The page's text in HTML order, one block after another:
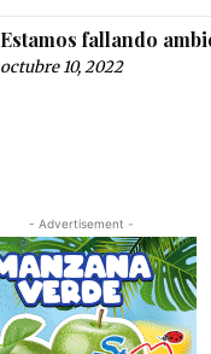
Estamos fallando
octubre 10, 2022
- Advertisement -